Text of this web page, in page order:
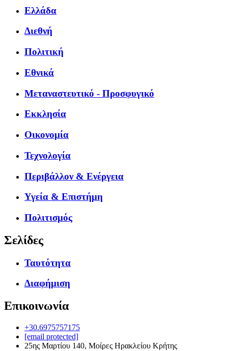
Ελλάδα
Διεθνή
Πολιτική
Εθνικά
Μεταναστευτικό - Προσφυγικό
Εκκλησία
Οικονομία
Τεχνολογία
Περιβάλλον & Ενέργεια
Υγεία & Επιστήμη
Πολιτισμός
Σελίδες
Ταυτότητα
Διαφήμιση
Επικοινωνία
+30.6975757175
[email protected]
25ης Μαρτίου 140, Μοίρες Ηρακλείου Κρήτης